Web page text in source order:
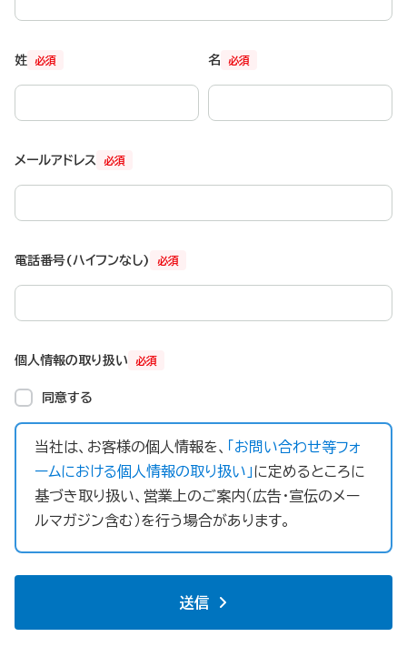
必須
姓 必須
名
必須
メールアドレス
必須
電話番号(ハイフンなし)
必須
個人情報の取り扱い
同意する
当社は、お客様の個人情報を、
「お問い合わせ等フォ
ームにおける個人情報の取り扱い」に定めるところに
基づき取り扱い、営業上のご案内（広告・宣伝のメー
ルマガジン含む）を行う場合があります。
送信